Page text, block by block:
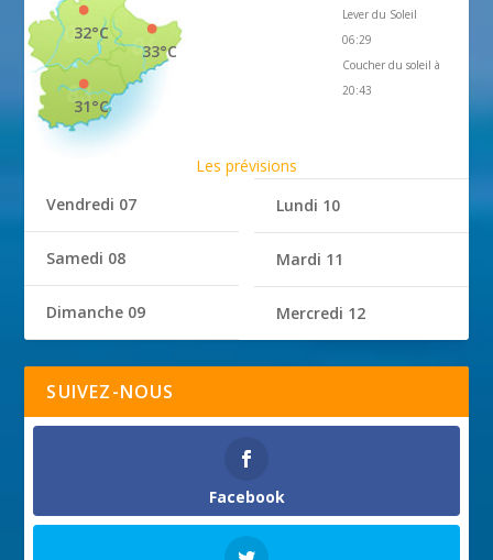
33°C
32°C
31°C
Lever du Soleil
06:29
Coucher du soleil à
20:43
Les prévisions
Vendredi 07
Samedi 08
Dimanche 09
Lundi 10
Mardi 11
Mercredi 12
SUIVEZ-NOUS
Facebook